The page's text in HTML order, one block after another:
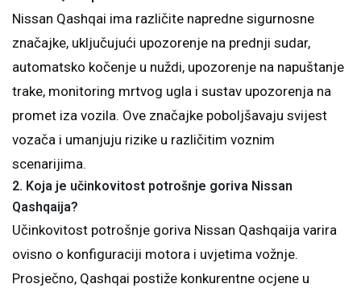
Nissan Qashqai ima različite napredne sigurnosne
značajke, uključujući upozorenje na prednji sudar,
automatsko kočenje u nuždi, upozorenje na napuštanje
trake, monitoring mrtvog ugla i sustav upozorenja na
promet iza vozila. Ove značajke poboljšavaju svijest
vozača i umanjuju rizike u različitim voznim
scenarijima.
2. Koja je učinkovitost potrošnje goriva Nissan
Qashqaija?
Učinkovitost potrošnje goriva Nissan Qashqaija varira
ovisno o konfiguraciji motora i uvjetima vožnje.
Prosječno, Qashqai postiže konkurentne ocjene u